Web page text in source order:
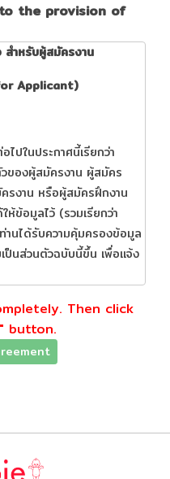
the provision of
สําหรับผู้สมัครงาน
Applicant)
ปในประกาศนี้เรียกว่า
ของผู้สมัครงาน ผู้สมัคร
รงาน หรือผู้สมัครฝึกงาน
ข้อมูลไว้ (รวมเรียกว่า
ท่านได้รับความคุ้มครองข้อมูล
ป็นส่วนตัวฉบับนี้ขึ้น เพื่อแจ้ง
ลอดจน การลบ และทําลาย
ออนไลน์ และช่องทางอื่น ๆ
วนบุคคล พ.ศ. 2562
ข้อมูลส่วนบุคคลที่ได้รับจาก
งานอื่นที่เกี่ยวข้อง ขอให้
Then click
button.